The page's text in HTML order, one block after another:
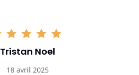
Tristan Noel
18 avril 2025